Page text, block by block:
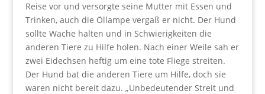
Reise vor und versorgte seine Mutter mit Essen und
Trinken, auch die Öllampe vergaß er nicht. Der Hund
sollte Wache halten und in Schwierigkeiten die
anderen Tiere zu Hilfe holen. Nach einer Weile sah er
zwei Eidechsen heftig um eine tote Fliege streiten.
Der Hund bat die anderen Tiere um Hilfe, doch sie
waren nicht bereit dazu. „Unbedeutender Streit und